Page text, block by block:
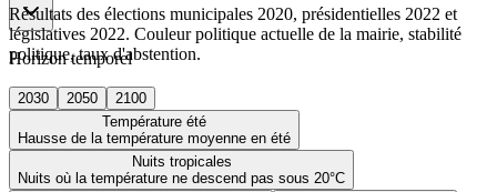
Horizon temporel
2030 2050
2100
Température été
Hausse de la température moyenne en été
Nuits tropicales
Nuits où la température ne descend pas sous 20°C
Résultats des élections municipales 2020, présidentielles 2022 et
législatives 2022. Couleur politique actuelle de la mairie, stabilité
politique, taux d'abstention.